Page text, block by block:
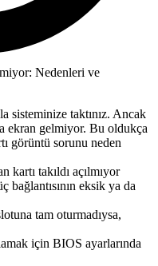
Nedenleri ve
sisteminize taktınız. Ancak
ekran gelmiyor. Bu oldukça
görüntü sorunu neden
takıldı açılmıyor
eksik ya da
tam oturmadıysa,
için BIOS ayarlarında